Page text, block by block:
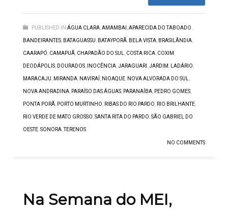
PUBLISHED IN ÁGUA CLARA AMAMBAI APARECIDA DO TABOADO
BANDEIRANTES BATAGUASSU BATAYPORÃ BELA VISTA BRASILÂNDIA
CAARAPÓ CAMAPUÃ CHAPADÃO DO SUL COSTA RICA COXIM
DEODÁPOLIS DOURADOS INOCÊNCIA JARAGUARI JARDIM LADÁRIO
MARACAJU MIRANDA NAVIRAÍ NIOAQUE NOVA ALVORADA DO SUL
NOVA ANDRADINA PARAÍSO DAS ÁGUAS PARANAÍBA PEDRO GOMES
PONTA PORÃ PORTO MURTINHO RIBAS DO RIO PARDO RIO BRILHANTE
RIO VERDE DE MATO GROSSO SANTA RITA DO PARDO SÃO GABRIEL DO
OESTE SONORA ,TERENOS
NO COMMENTS
Na Semana do MEI,